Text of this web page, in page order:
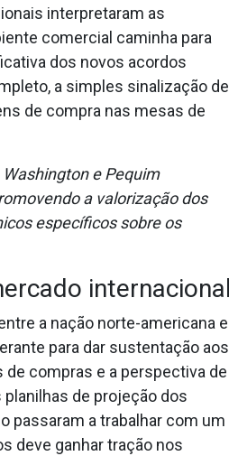
interpretaram as
comercial caminha para
dos novos acordos
a simples sinalização de
de compra nas mesas de
e Pequim
a valorização dos
específicos sobre os
internacional
a nação norte-americana e
para dar sustentação aos
compras e a perspectiva de
de projeção dos
passaram a trabalhar com um
deve ganhar tração nos